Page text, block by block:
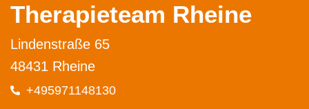
Therapieteam Rheine
Lindenstraße 65
48431 Rheine
+495971148130